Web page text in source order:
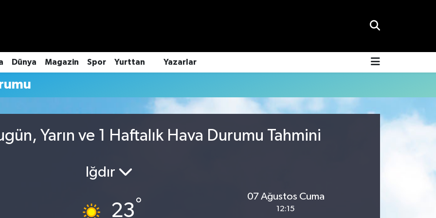
Dünya Magazin Spor Yurttan Yazarlar
Yarın ve 1 Haftalık Hava Durumu Tahmini
Iğdır
23°
07 Ağustos Cuma
12:15